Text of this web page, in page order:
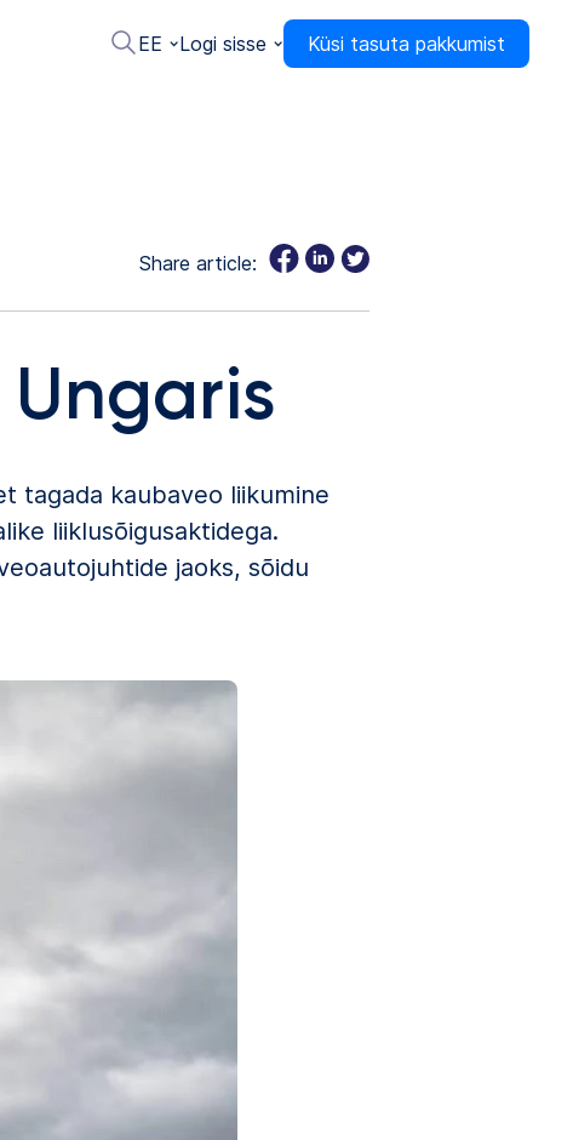
EE Logi sisse Küsi tasuta pakkumist
Share article:
tagada kaubaveo liikumine
liiklusõigusaktidega.
jaoks, sõidu